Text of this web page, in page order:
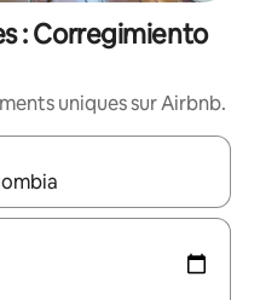
: Corregimiento
uniques sur Airbnb.
parcourez-les en utilisant